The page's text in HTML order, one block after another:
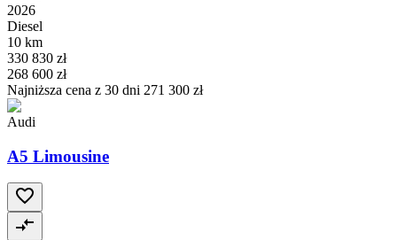
2026
Diesel
10 km
330 830 zł
268 600 zł
Najniższa cena z 30 dni 271 300 zł
Audi
A5 Limousine